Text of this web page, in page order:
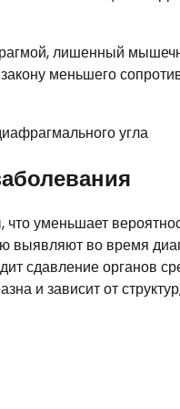
лишенный
меньшего
уменьшает
во время
сдавление органов
и зависит от